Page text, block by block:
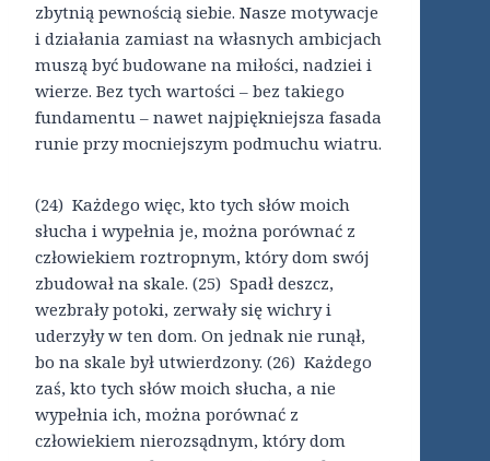
zbytnią pewnością siebie. Nasze motywacje
i działania zamiast na własnych ambicjach
muszą być budowane na miłości, nadziei i
wierze. Bez tych wartości – bez takiego
fundamentu – nawet najpiękniejsza fasada
runie przy mocniejszym podmuchu wiatru.
(24) Każdego więc, kto tych słów moich
słucha i wypełnia je, można porównać z
człowiekiem roztropnym, który dom swój
zbudował na skale. (25) Spadł deszcz,
wezbrały potoki, zerwały się wichry i
uderzyły w ten dom. On jednak nie runął,
bo na skale był utwierdzony. (26) Każdego
zaś, kto tych słów moich słucha, a nie
wypełnia ich, można porównać z
człowiekiem nierozsądnym, który dom